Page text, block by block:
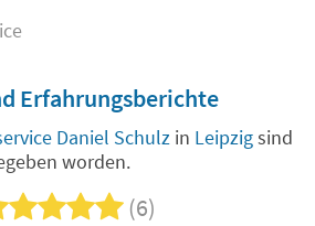
Erfahrungsberichte
Daniel Schulz in Leipzigsind
worden.
(6)